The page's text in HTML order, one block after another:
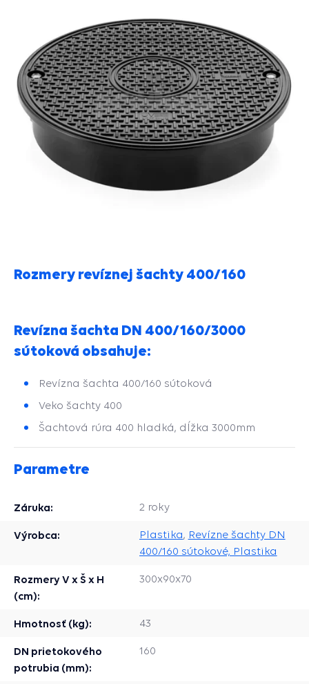
Rozmery revíznej šachty 400/160
Revízna šachta DN 400/160/3000
sútoková obsahuje:
Revízna šachta 400/160 sútoková
Veko šachty 400
Šachtová rúra 400 hladká, dĺžka 3000mm
Parametre
Záruka: 2 roky
Výrobca: Plastika, Revízne šachty DN
400/160 sútokové, Plastika
Rozmery V x Š x H
(cm):
300x90x70
Hmotnosť (kg): 43
DN prietokového
potrubia (mm):
160